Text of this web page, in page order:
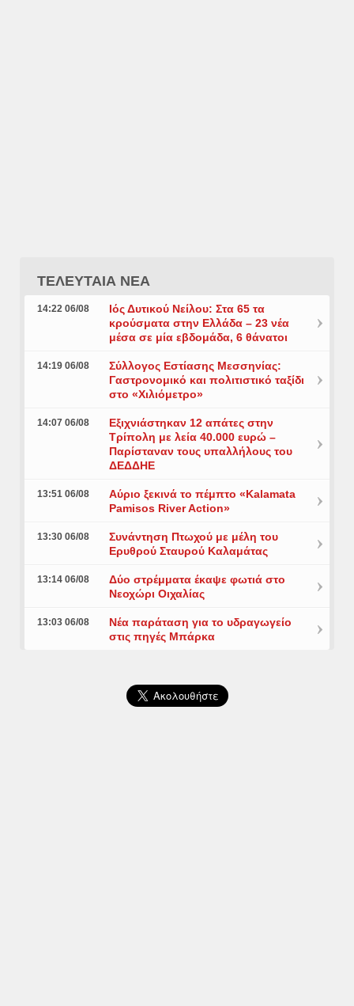
ΤΕΛΕΥΤΑΙΑ ΝΕΑ
14:22 06/08
Ιός Δυτικού Νείλου: Στα 65 τα
κρούσματα στην Ελλάδα – 23 νέα
μέσα σε μία εβδομάδα, 6 θάνατοι
14:19 06/08
Σύλλογος Εστίασης Μεσσηνίας:
Γαστρονομικό και πολιτιστικό ταξίδι
στο «Χιλιόμετρο»
14:07 06/08
Εξιχνιάστηκαν 12 απάτες στην
Τρίπολη με λεία 40.000 ευρώ –
Παρίσταναν τους υπαλλήλους του
ΔΕΔΔΗΕ
13:51 06/08
Αύριο ξεκινά το πέμπτο «Kalamata
Pamisos River Action»
13:30 06/08
Συνάντηση Πτωχού με μέλη του
Ερυθρού Σταυρού Καλαμάτας
13:14 06/08
Δύο στρέμματα έκαψε φωτιά στο
Νεοχώρι Οιχαλίας
13:03 06/08
Νέα παράταση για το υδραγωγείο
στις πηγές Μπάρκα